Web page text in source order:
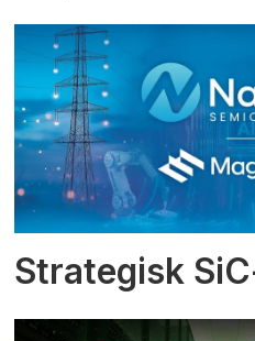
Strategisk